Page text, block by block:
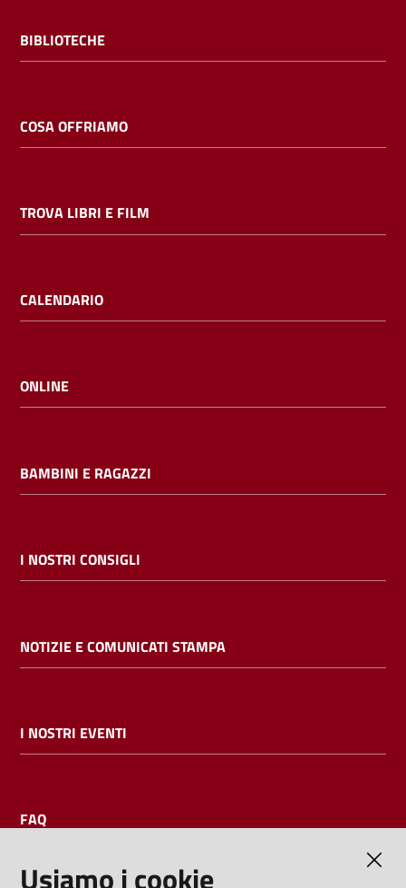
BIBLIOTECHE
COSA OFFRIAMO
TROVA LIBRI E FILM
CALENDARIO
ONLINE
BAMBINI E RAGAZZI
I NOSTRI CONSIGLI
NOTIZIE E COMUNICATI STAMPA
I NOSTRI EVENTI
FAQ
Usiamo i cookie